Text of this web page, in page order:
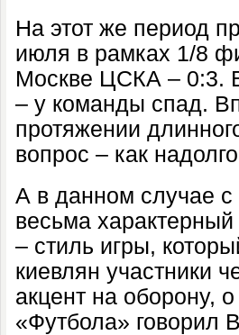
На этот же период
июля в рамках 1/8
Москве ЦСКА – 0:3.
– у команды спад.
протяжении
вопрос – как
А в данном случае
весьма
– стиль игры,
киевлян участники
акцент на оборону,
«Футбола» говорил